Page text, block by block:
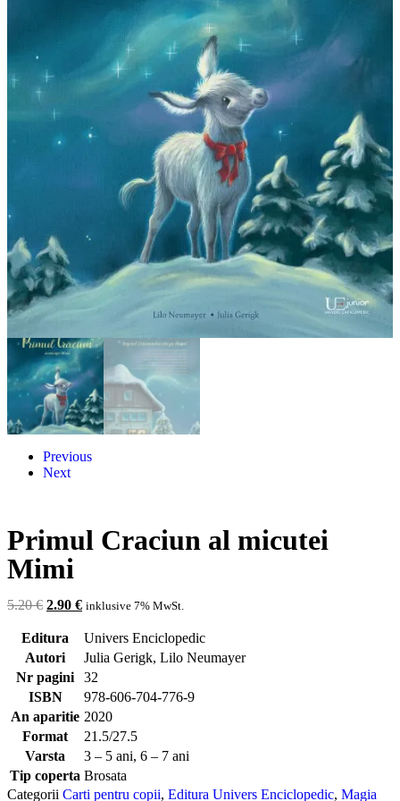
Previous
Next
Primul Craciun al micutei
Mimi
5.20€ 2.90 € inklusive 7% MwSt.
Editura
Univers Enciclopedic
Autori
Julia Gerigk, Lilo Neumayer
Nr pagini
32
ISBN
978-606-704-776-9
An aparitie 2020
Format
21.5/27.5
Varsta
3 – 5 ani, 6 – 7 ani
Tip coperta Brosata
Categorii Carti pentru copii, Editura Univers Enciclopedic, Magia